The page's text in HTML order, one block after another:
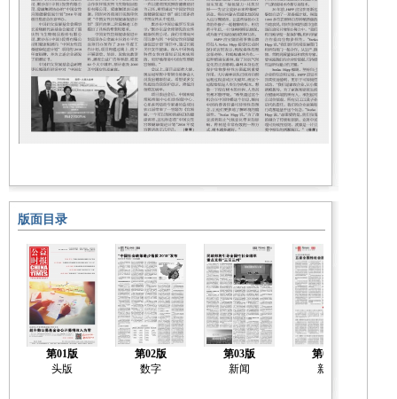
版面目录
第01版
头版
第02版
数字
第03版
新闻
第04版
新闻